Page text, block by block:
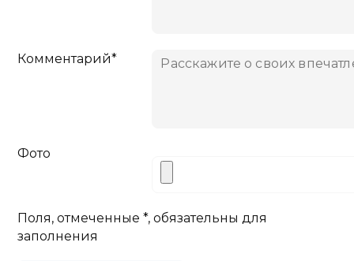
Комментарий*
Фото
Поля, отмеченные *, обязательны для
заполнения